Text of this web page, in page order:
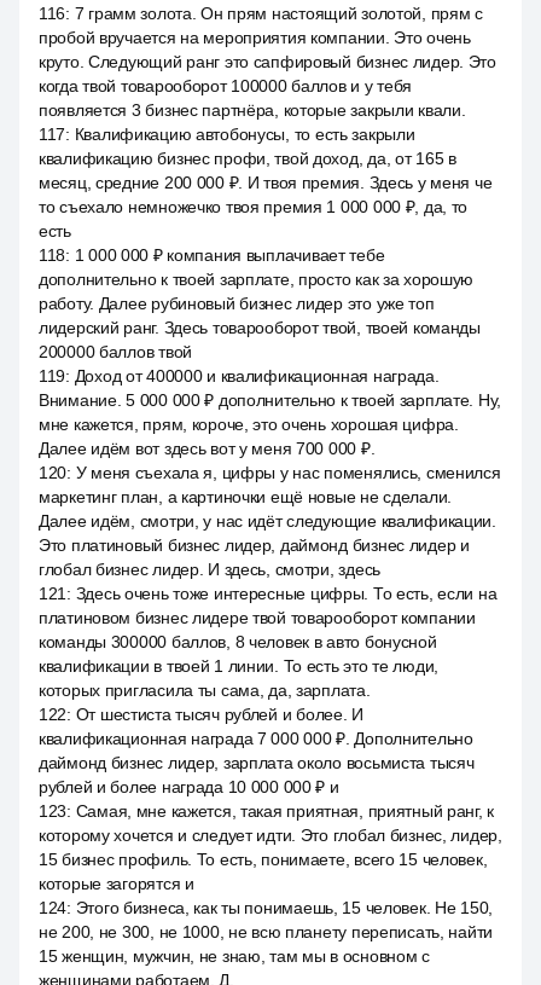
116: 7 грамм золота. Он прям настоящий золотой, прям с
пробой вручается на мероприятия компании. Это очень
круто. Следующий ранг это сапфировый бизнес лидер. Это
когда твой товарооборот 100000 баллов и у тебя
появляется 3 бизнес партнёра, которые закрыли квали.
117: Квалификацию автобонусы, то есть закрыли
квалификацию бизнес профи, твой доход, да, от 165 в
месяц, средние 200 000 ₽. И твоя премия. Здесь у меня че
то съехало немножечко твоя премия 1 000 000 ₽, да, то
есть
118: 1 000 000 ₽ компания выплачивает тебе
дополнительно к твоей зарплате, просто как за хорошую
работу. Далее рубиновый бизнес лидер это уже топ
лидерский ранг. Здесь товарооборот твой, твоей команды
200000 баллов твой
119: Доход от 400000 и квалификационная награда.
Внимание. 5 000 000 ₽ дополнительно к твоей зарплате. Ну,
мне кажется, прям, короче, это очень хорошая цифра.
Далее идём вот здесь вот у меня 700 000 ₽.
120: У меня съехала я, цифры у нас поменялись, сменился
маркетинг план, а картиночки ещё новые не сделали.
Далее идём, смотри, у нас идёт следующие квалификации.
Это платиновый бизнес лидер, даймонд бизнес лидер и
глобал бизнес лидер. И здесь, смотри, здесь
121 : Здесь очень тоже интересные цифры. То есть, если на
платиновом бизнес лидере твой товарооборот компании
команды 300000 баллов, 8 человек в авто бонусной
квалификации в твоей 1 линии. То есть это те люди,
которых пригласила ты сама, да, зарплата.
122: От шестиста тысяч рублей и более. И
квалификационная награда 7 000 000 ₽. Дополнительно
даймонд бизнес лидер, зарплата около восьмиста тысяч
рублей и более награда 10 000 000 ₽ и
123: Самая, мне кажется, такая приятная, приятный ранг, к
которому хочется и следует идти. Это глобал бизнес, лидер,
15 бизнес профиль. То есть, понимаете, всего 15 человек,
которые загорятся и
124: Этого бизнеса, как ты понимаешь, 15 человек. Не 150,
не 200, не 300, не 1000, не всю планету переписать, найти
15 женщин, мужчин, не знаю, там мы в основном с
женщинами работаем. Д.